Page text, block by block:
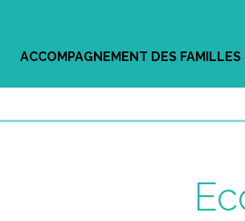
ACCOMPAGNEMENT DES FAMILLES